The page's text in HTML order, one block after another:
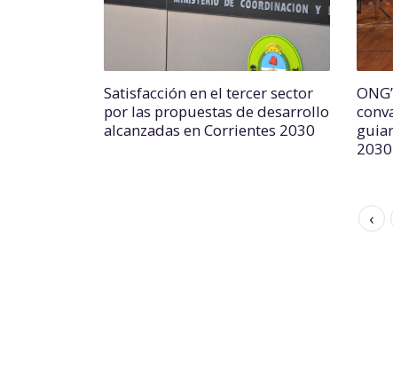
Satisfacción en el tercer sector
por las propuestas de desarrollo
alcanzadas en Corrientes 2030
2030
‹